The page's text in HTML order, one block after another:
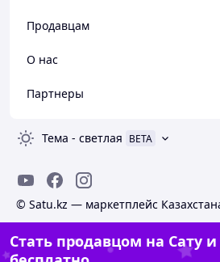
Продавцам
О нас
Партнеры
Тема - светлая BETA
© Satu.kz — маркетплейс
Стать продавцом на Сату и